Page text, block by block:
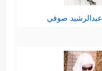
عبدالرشيد صوفي